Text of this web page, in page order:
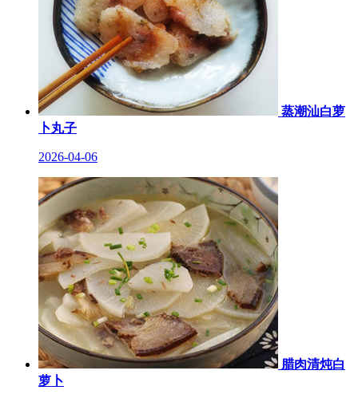
蒸潮汕白萝
卜丸子
2026-04-06
腊肉清炖白
萝卜